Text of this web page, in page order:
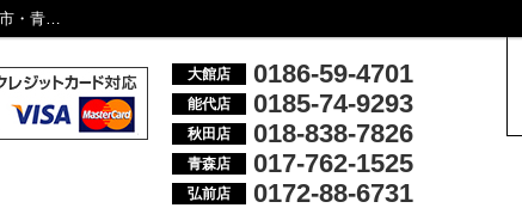
れすとらん 杉や情報ページ｜大館市・能代市・秋田市・青森市・弘前市の不動産情報なら株式会社リブエス
大館店 0186-59-4701
能代店 0185-74-9293
秋田店 018-838-7826
青森店 017-762-1525
弘前店 0172-88-6731